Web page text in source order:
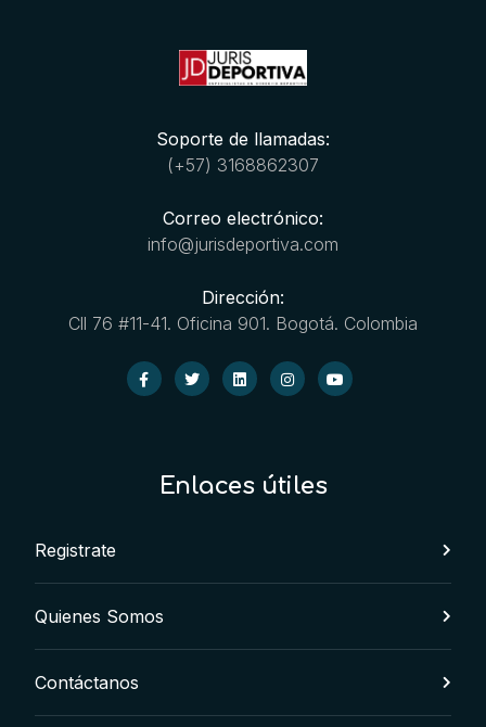
Soporte de llamadas:
(+57) 3168862307
Correo electrónico:
info@jurisdeportiva.com
Dirección:
Cll 76 #11-41. Oficina 901. Bogotá. Colombia
Enlaces útiles
Registrate
Quienes Somos
Contáctanos